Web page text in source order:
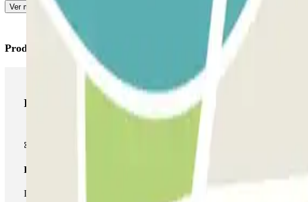
Ver mais
Produtos Parclick
Produtos Parclick
Passe simples
Durante a sua estadia, só poderá entrar e sair do parque de estacionamento